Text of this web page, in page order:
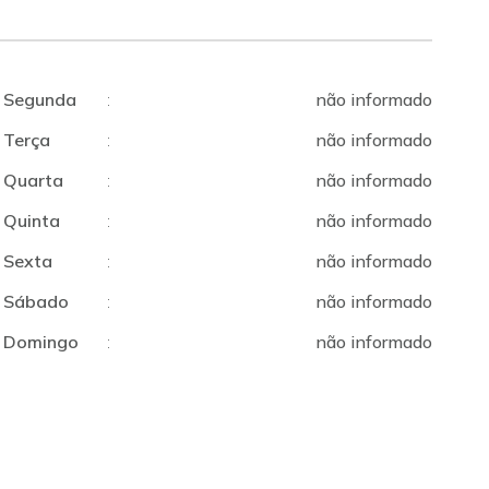
Segunda :
não informado
Terça
:
não informado
Quarta
:
não informado
Quinta
:
não informado
Sexta
:
não informado
Sábado
:
não informado
Domingo
: não informado